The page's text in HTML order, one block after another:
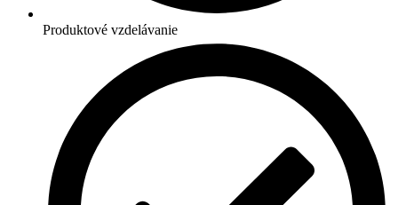
Produktové vzdelávanie